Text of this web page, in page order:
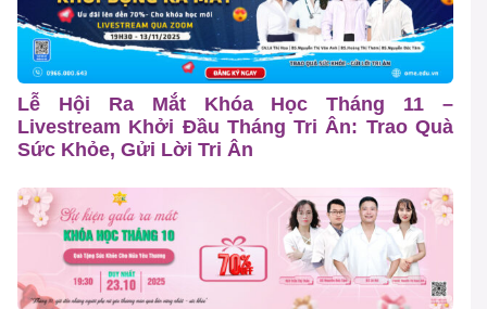
Lễ Hội Ra Mắt Khóa Học Tháng 11 –
Livestream Khởi Đầu Tháng Tri Ân: Trao Quà
Sức Khỏe, Gửi Lời Tri Ân